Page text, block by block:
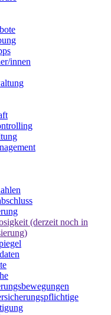
innen
(derzeit noch in